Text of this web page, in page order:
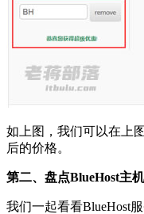
如上图，我们可以在上
后的价格。
第二、盘点BlueHost主
我们一起看看BlueHost